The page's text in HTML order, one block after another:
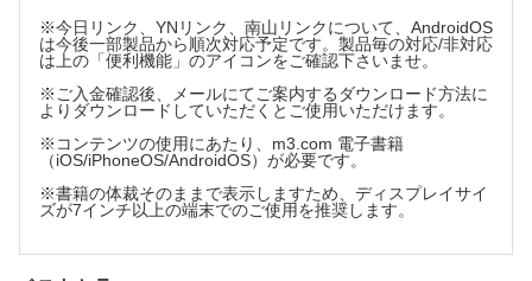
①5W1H ×針刺し・切創対策
※今日リンク、YNリンク、南山リンクについて、AndroidOS
は今後一部製品から順次対応予定です。製品毎の対応/非対応
は上の「便利機能」のアイコンをご確認下さいませ。
※ご入金確認後、メールにてご案内するダウンロード方法に
よりダウンロードしていただくとご使用いただけます。
※コンテンツの使用にあたり、m3.com 電子書籍
（iOS/iPhoneOS/AndroidOS）が必要です。
※書籍の体裁そのままで表示しますため、ディスプレイサイ
ズが7インチ以上の端末でのご使用を推奨します。